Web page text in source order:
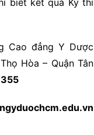
Cao đẳng Y Dược
Hòa – Quận Tân